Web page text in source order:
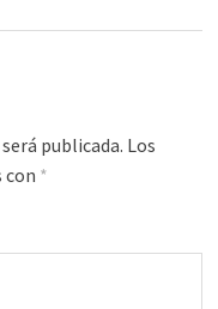
publicada. Los
con *